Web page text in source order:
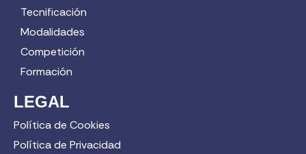
Tecnificación
Modalidades
Competición
Formación
LEGAL
Política de Cookies
Política de Privacidad